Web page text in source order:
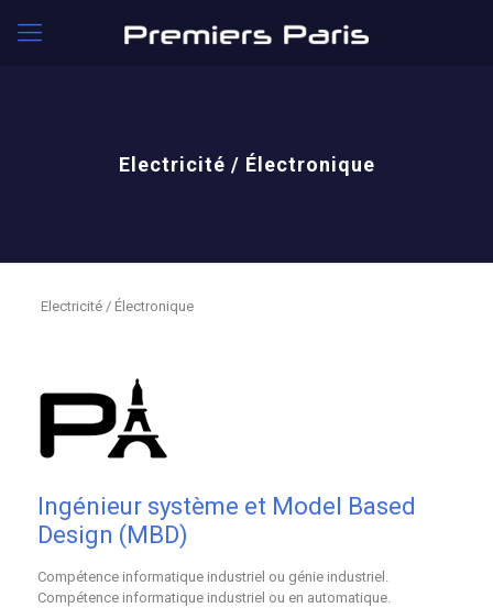
Electricité / Électronique
Electricité / Électronique
Ingénieur système et Model Based
Design (MBD)
Compétence informatique industriel ou génie industriel.
Compétence informatique industriel ou en automatique.